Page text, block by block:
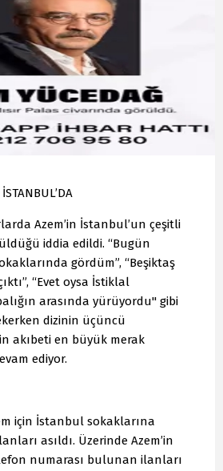
Azem’in İstanbul’un çeşitli
iddia edildi. “Bugün
gördüm”, “Beşiktaş
“Evet oysa İstiklal
arasında yürüyordu" gibi
dizinin üçüncü
akıbeti en büyük merak
ediyor.
için İstanbul sokaklarına
asıldı. Üzerinde Azem’in
numarası bulunan ilanları